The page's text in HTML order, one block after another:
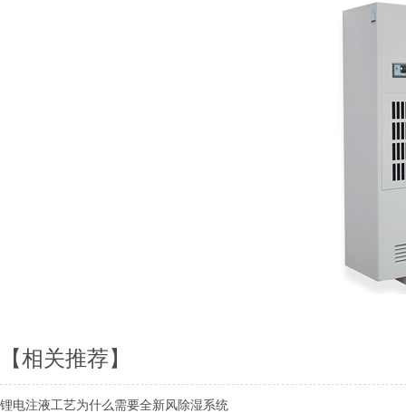
【相关推荐】
锂电注液工艺为什么需要全新风除湿系统